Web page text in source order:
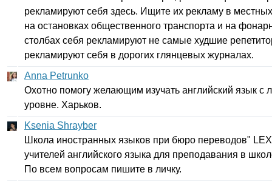
рекламируют себя здесь. Ищите их рекламу в
на остановках общественного транспорта и на
столбах себя рекламируют не самые худшие
рекламируют себя в дорогих глянцевых журналах.
Anna Petrunko
Охотно помогу желающим изучать английский язык
уровне. Харьков.
Ksenia Shrayber
Школа иностранных языков при бюро переводов"
учителей английского языка для преподавания в
По всем вопросам пишите в личку.